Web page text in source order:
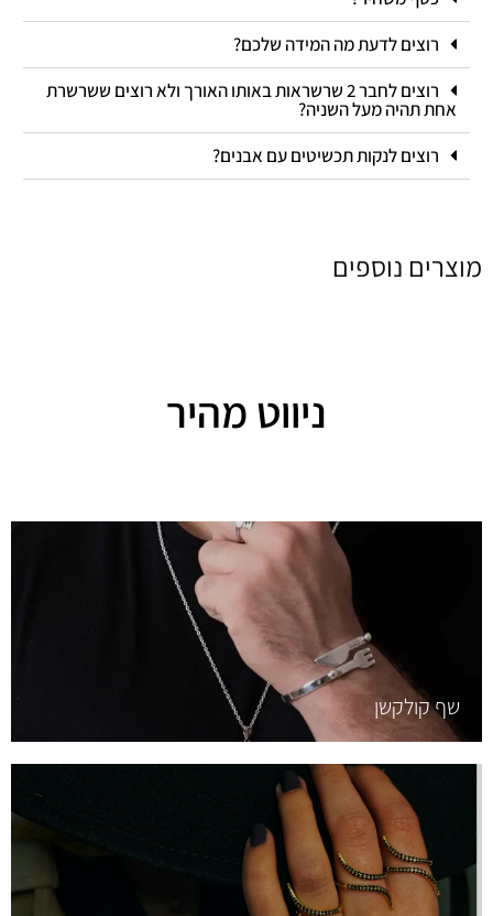
רוצים לדעת מה המידה שלכם?
רוצים לחבר 2 שרשראות באותו האורך ולא רוצים ששרשרת
אחת תהיה מעל השניה?
רוצים לנקות תכשיטים עם אבנים?
מוצרים נוספים
ניווט מהיר
שף קולקשן